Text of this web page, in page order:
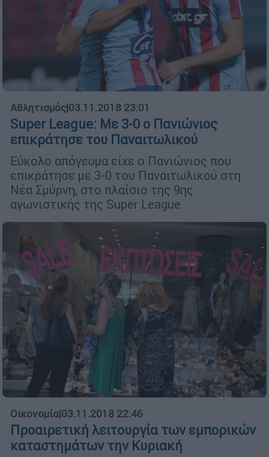
Αθλητισμός|03.11.2018 23:01
Super League: Με 3-0 ο Πανιώνιος
επικράτησε του Παναιτωλικού
Εύκολο απόγευμα είχε ο Πανιώνιος που
επικράτησε με 3-0 του Παναιτωλικού στη
Νέα Σμύρνη, στο πλαίσιο της 9ης
αγωνιστικής της Super League
Οικονομία|03.11.2018 22:46
Προαιρετική λειτουργία των εμπορικών
καταστημάτων την Κυριακή